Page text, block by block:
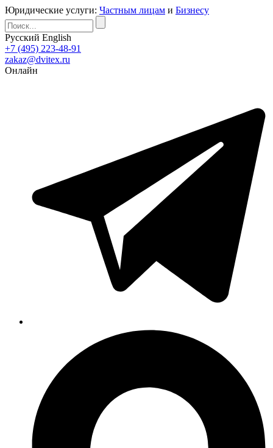
Юридические услуги: Частным лицам и Бизнесу
Русский English
+7 (495) 223-48-91
zakaz@dvitex.ru
Онлайн